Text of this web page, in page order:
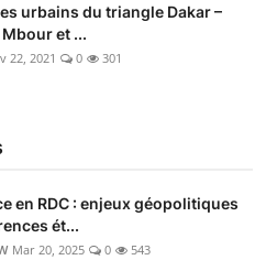
urbains du triangle Dakar –
et ...
22, 2021 0 301
en RDC : enjeux géopolitiques
ét...
Mar 20, 2025 0 543